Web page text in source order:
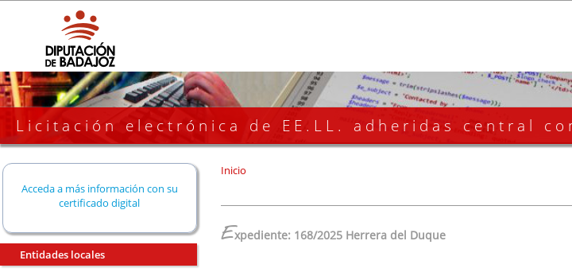
Licitación electrónica de EE.LL. adheridas central
Acceda a más información con su
certificado digital
Entidades locales
Inicio
Expediente: 168/2025 Herrera del Duque